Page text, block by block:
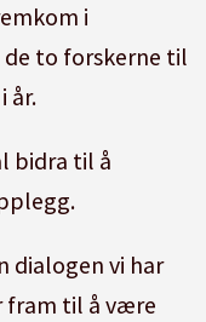
i
to forskerne til
år.
bidra til å
dialogen vi har
fram til å være